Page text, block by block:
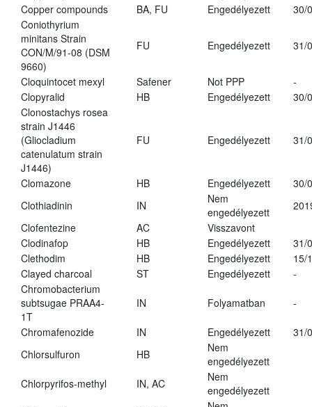
Copper compounds
BA, FU Engedélyezett
30/
Coniothyrium
minitans Strain
CON/M/91-08 (DSM
9660)
FU Engedélyezett 31/
Cloquintocet mexyl Safener Not PPP
-
Clopyralid
HB Engedélyezett
30/
Clonostachys rosea
strain J1446
(Gliocladium
catenulatum strain
J1446)
FU Engedélyezett 31/
Clomazone HB Engedélyezett
30/
Clothiadinin
IN
Nem
engedélyezett
Clofentezine
AC
Visszavont
Clodinafop
HB Engedélyezett
31/
Clethodim
HB Engedélyezett
15/
Clayed charcoal
ST Engedélyezett
-
Chromobacterium
subtsugae PRAA4-
1T
IN Folyamatban -
Chromafenozide IN Engedélyezett
31/
Chlorsulfuron
HB
Nem
engedélyezett
Chlorpyrifos-methyl
IN, AC
Nem
engedélyezett